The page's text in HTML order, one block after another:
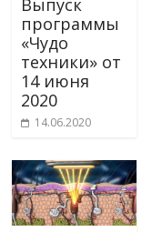
Выпуск
программы
«Чудо
техники» от
14 июня
2020
14.06.2020